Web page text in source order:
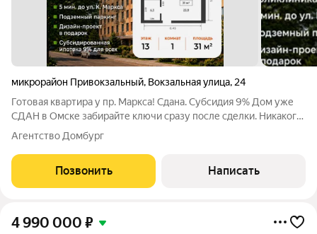
микрорайон Привокзальный, Вокзальная улица, 24
Готовая квартира у пр. Маркса! Сдана. Субсидия 9% Дом уже
СДАН в Омске забирайте ключи сразу после сделки. Никакого
ожидания, шума стройки и грязи под окнами! ЦЕНА: 4 940 000
ПЛОЩАДЬ: 31 м ИПОТЕКА: 28 529 /мес (субсидированная
Агентство Домбург
Позвонить Написать
4 990 000 ₽